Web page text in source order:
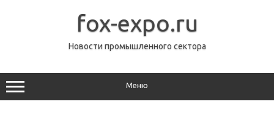
fox-expo.ru
Новости промышленного сектора
Меню